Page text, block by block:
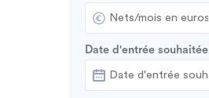
Date d'entrée souhaitée